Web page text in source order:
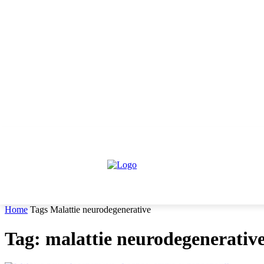
Home Tags Malattie neurodegenerative
Tag: malattie